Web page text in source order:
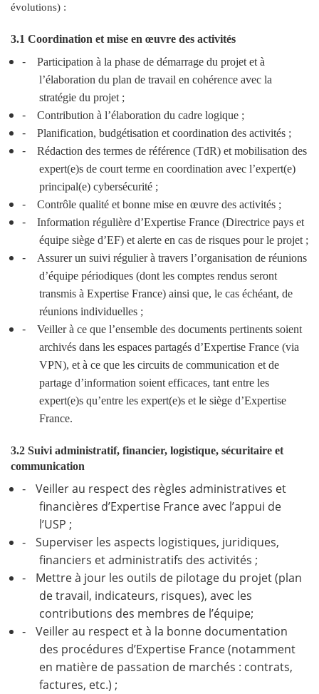
évolutions) :
3.1 Coordination et mise en œuvre des activités
-
Participation à la phase de démarrage du projet et à
l’élaboration du plan de travail en cohérence avec la
stratégie du projet ;
-
Contribution à l’élaboration du cadre logique ;
-
Planification, budgétisation et coordination des activités ;
-
Rédaction des termes de référence (TdR) et mobilisation des
expert(e)s de court terme en coordination avec l’expert(e)
principal(e) cybersécurité ;
-
Contrôle qualité et bonne mise en œuvre des activités ;
-
Information régulière d’Expertise France (Directrice pays et
équipe siège d’EF) et alerte en cas de risques pour le projet ;
-
Assurer un suivi régulier à travers l’organisation de réunions
d’équipe périodiques (dont les comptes rendus seront
transmis à Expertise France) ainsi que, le cas échéant, de
réunions individuelles ;
-
Veiller à ce que l’ensemble des documents pertinents soient
archivés dans les espaces partagés d’Expertise France (via
VPN), et à ce que les circuits de communication et de
partage d’information soient efficaces, tant entre les
expert(e)s qu’entre les expert(e)s et le siège d’Expertise
France.
3.2 Suivi administratif, financier, logistique, sécuritaire et
communication
-
Veiller au respect des règles administratives et
financières d’Expertise France avec l’appui de
l’USP ;
-
Superviser les aspects logistiques, juridiques,
financiers et administratifs des activités ;
-
Mettre à jour les outils de pilotage du projet (plan
de travail, indicateurs, risques), avec les
contributions des membres de l’équipe;
-
Veiller au respect et à la bonne documentation
des procédures d’Expertise France (notamment
en matière de passation de marchés : contrats,
factures, etc.) ;